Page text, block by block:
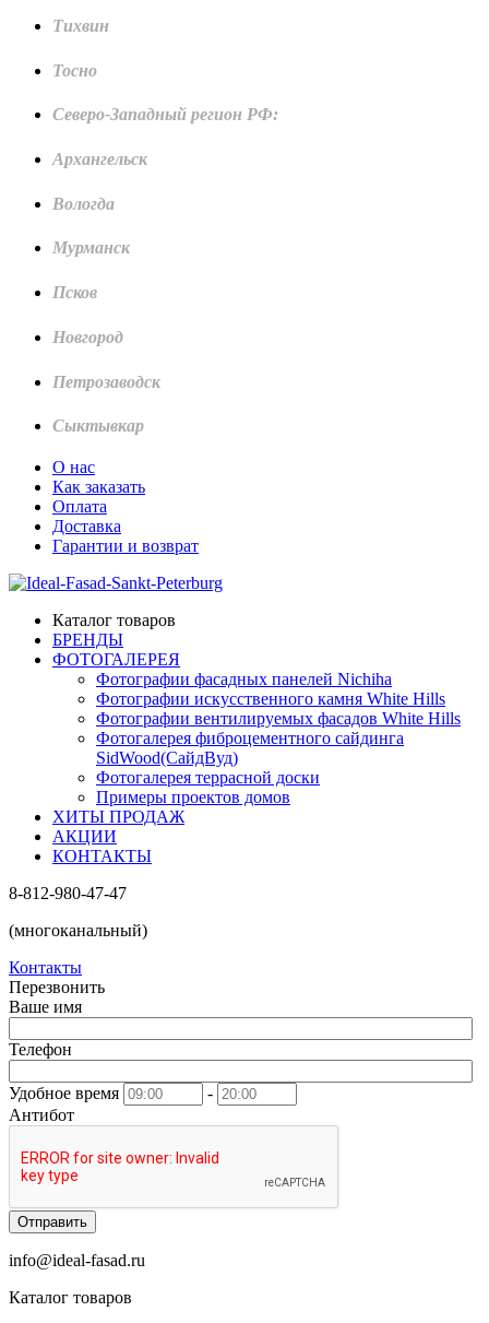
Тихвин
Тосно
Северо-Западный регион РФ:
Архангельск
Вологда
Мурманск
Псков
Новгород
Петрозаводск
Сыктывкар
О нас
Как заказать
Оплата
Доставка
Гарантии и возврат
Каталог товаров
БРЕНДЫ
ФОТОГАЛЕРЕЯ
Фотографии фасадных панелей Nichiha
Фотографии искусственного камня White Hills
Фотографии вентилируемых фасадов White Hills
Фотогалерея фиброцементного сайдинга
SidWood(СайдВуд)
Фотогалерея террасной доски
Примеры проектов домов
ХИТЫ ПРОДАЖ
АКЦИИ
КОНТАКТЫ
8-812-980-47-47
(многоканальный)
Контакты
Перезвонить
Ваше имя
Телефон
Удобное время
-
Антибот
Отправить
info@ideal-fasad.ru
Каталог товаров